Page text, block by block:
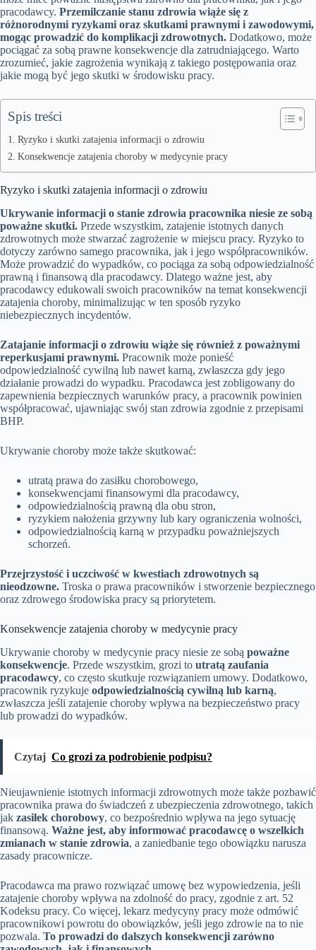
pracodawcy. Przemilczanie stanu zdrowia wiąże się z
różnorodnymi ryzykami oraz skutkami prawnymi i zawodowymi,
mogąc prowadzić do komplikacji zdrowotnych. Dodatkowo, może
pociągać za sobą prawne konsekwencje dla zatrudniającego. Warto
zrozumieć, jakie zagrożenia wynikają z takiego postępowania oraz
jakie mogą być jego skutki w środowisku pracy.
Spis treści
Ryzyko i skutki zatajenia informacji o zdrowiu
Konsekwencje zatajenia choroby w medycynie pracy
Ryzyko i skutki zatajenia informacji o zdrowiu
Ukrywanie informacji o stanie zdrowia pracownika niesie ze sobą
poważne skutki. Przede wszystkim, zatajenie istotnych danych
zdrowotnych może stwarzać zagrożenie w miejscu pracy. Ryzyko to
dotyczy zarówno samego pracownika, jak i jego współpracowników.
Może prowadzić do wypadków, co pociąga za sobą odpowiedzialność
prawną i finansową dla pracodawcy. Dlatego ważne jest, aby
pracodawcy edukowali swoich pracowników na temat konsekwencji
zatajenia choroby, minimalizując w ten sposób ryzyko
niebezpiecznych incydentów.
Zatajanie informacji o zdrowiu wiąże się również z poważnymi
reperkusjami prawnymi. Pracownik może ponieść
odpowiedzialność cywilną lub nawet karną, zwłaszcza gdy jego
działanie prowadzi do wypadku. Pracodawca jest zobligowany do
zapewnienia bezpiecznych warunków pracy, a pracownik powinien
współpracować, ujawniając swój stan zdrowia zgodnie z przepisami
BHP.
Ukrywanie choroby może także skutkować:
utratą prawa do zasiłku chorobowego,
konsekwencjami finansowymi dla pracodawcy,
odpowiedzialnością prawną dla obu stron,
ryzykiem nałożenia grzywny lub kary ograniczenia wolności,
odpowiedzialnością karną w przypadku poważniejszych
schorzeń.
Przejrzystość i uczciwość w kwestiach zdrowotnych są
nieodzowne. Troska o prawa pracowników i stworzenie bezpiecznego
oraz zdrowego środowiska pracy są priorytetem.
Konsekwencje zatajenia choroby w medycynie pracy
Ukrywanie choroby w medycynie pracy niesie ze sobą poważne
konsekwencje. Przede wszystkim, grozi to utratą zaufania
pracodawcy, co często skutkuje rozwiązaniem umowy. Dodatkowo,
pracownik ryzykuje odpowiedzialnością cywilną lub karną,
zwłaszcza jeśli zatajenie choroby wpływa na bezpieczeństwo pracy
lub prowadzi do wypadków.
Czytaj Co grozi za podrobienie podpisu?
Nieujawnienie istotnych informacji zdrowotnych może także pozbawić
pracownika prawa do świadczeń z ubezpieczenia zdrowotnego, takich
jak zasiłek chorobowy, co bezpośrednio wpływa na jego sytuację
finansową. Ważne jest, aby informować pracodawcę o wszelkich
zmianach w stanie zdrowia, a zaniedbanie tego obowiązku narusza
zasady pracownicze.
Pracodawca ma prawo rozwiązać umowę bez wypowiedzenia, jeśli
zatajenie choroby wpływa na zdolność do pracy, zgodnie z art. 52
Kodeksu pracy. Co więcej, lekarz medycyny pracy może odmówić
pracownikowi powrotu do obowiązków, jeśli jego zdrowie na to nie
pozwala. To prowadzi do dalszych konsekwencji zarówno